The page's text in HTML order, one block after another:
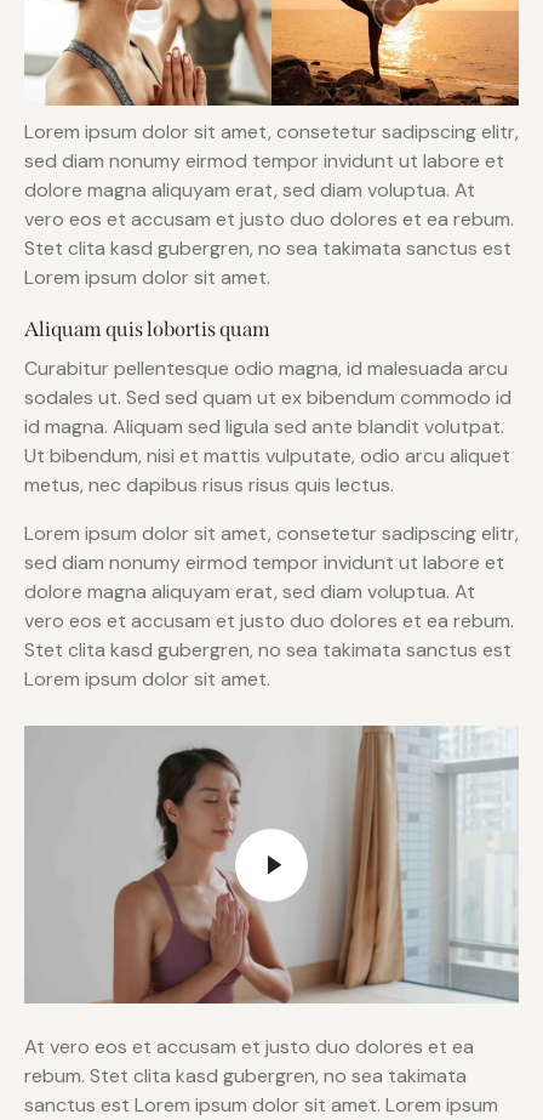
Lorem ipsum dolor sit amet, consetetur sadipscing elitr,
sed diam nonumy eirmod tempor invidunt ut labore et
dolore magna aliquyam erat, sed diam voluptua. At
vero eos et accusam et justo duo dolores et ea rebum.
Stet clita kasd gubergren, no sea takimata sanctus est
Lorem ipsum dolor sit amet.
Aliquam quis lobortis quam
Curabitur pellentesque odio magna, id malesuada arcu
sodales ut. Sed sed quam ut ex bibendum commodo id
id magna. Aliquam sed ligula sed ante blandit volutpat.
Ut bibendum, nisi et mattis vulputate, odio arcu aliquet
metus, nec dapibus risus risus quis lectus.
Lorem ipsum dolor sit amet, consetetur sadipscing elitr,
sed diam nonumy eirmod tempor invidunt ut labore et
dolore magna aliquyam erat, sed diam voluptua. At
vero eos et accusam et justo duo dolores et ea rebum.
Stet clita kasd gubergren, no sea takimata sanctus est
Lorem ipsum dolor sit amet.
At vero eos et accusam et justo duo dolores et ea
rebum. Stet clita kasd gubergren, no sea takimata
sanctus est Lorem ipsum dolor sit amet. Lorem ipsum